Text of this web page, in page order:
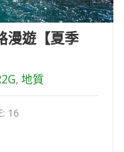
漫遊【夏季
, 地質
16